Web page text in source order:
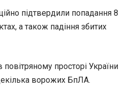
підтвердили попадання 8
а також падіння збитих
просторі України
ворожих БпЛА.